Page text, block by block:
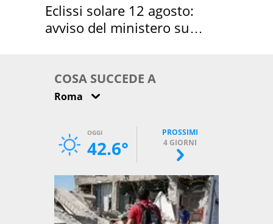
Eclissi solare 12 agosto:
avviso del ministero su